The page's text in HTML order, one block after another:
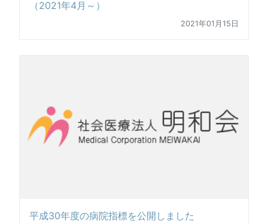
（2021年4月～）
2021年01月15日
平成30年度の病院指標を公開しました